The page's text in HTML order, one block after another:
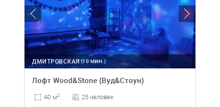
(10 МИН.)
ДМИТРОВСКАЯ
Лофт Wood&Stone (Вуд&Стоун)
40 м2 25 человек